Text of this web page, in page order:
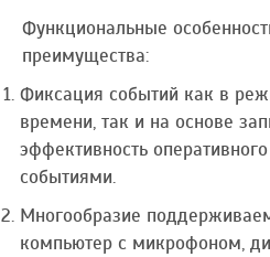
Функциональные
преимущества:
Фиксация событий как в
времени, так и на основе
эффективность
событиями.
Многообразие
компьютер с микрофоном,